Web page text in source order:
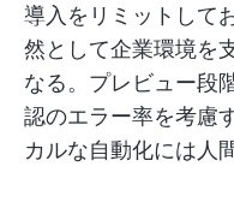
導入をリミットして
然として企業環境を
なる。プレビュー段
認のエラー率を考慮
カルな自動化には人